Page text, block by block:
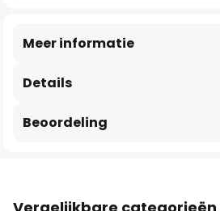
Details
Meer informatie
Beoordeling